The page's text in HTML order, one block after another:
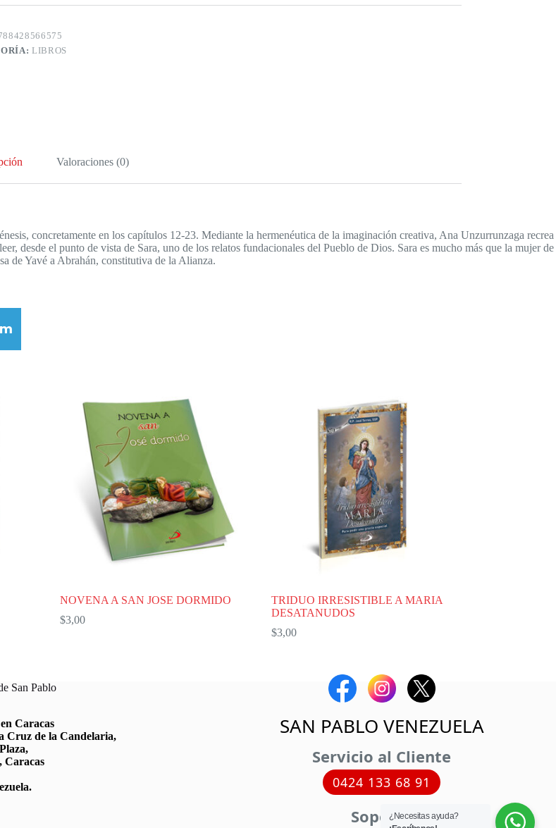
LIBROS
Valoraciones (0)
concretamente en los capítulos 12-23. Mediante la hermenéutica de la imaginación creativa, Ana Unzurrunzaga recrea
desde el punto de vista de Sara, uno de los relatos fundacionales del Pueblo de Dios. Sara es mucho más que la mujer de
de Yavé a Abrahán, constitutiva de la Alianza.
NOVENA A SAN JOSE DORMIDO
$3,00
TRIDUO IRRESISTIBLE A MARIA
DESATANUDOS
$3,00
San Pablo
Caracas
Cruz de la Candelaria,
Caracas
SAN PABLO VENEZUELA
Servicio al Cliente
0424 133 68 91
Soporte¿Necesitas ayuda?